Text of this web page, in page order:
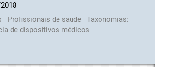
Profissionais de saúde
Taxonomias:
de dispositivos médicos